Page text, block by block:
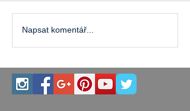
Napsat komentář...